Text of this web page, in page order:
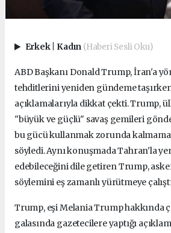
Erkek Kadın (Haberi Sesli Oku)
ABD Başkanı Donald Trump, İran'a
tehditlerini yeniden gündeme
açıklamalarıyla dikkat çekti. Trump,
"büyük ve güçlü" savaş gemileri
bu gücü kullanmak zorunda
söyledi. Aynı konuşmada Tahran'la
edebileceğini dile getiren Trump,
söylemini eş zamanlı yürütmeye
Trump, eşi Melania Trump hakkında
galasında gazetecilere yaptığı